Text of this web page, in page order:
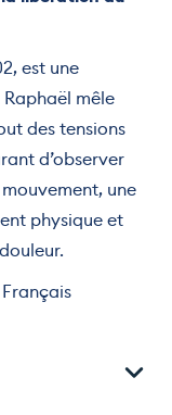
est une
mêle
des tensions
d’observer
une
physique et